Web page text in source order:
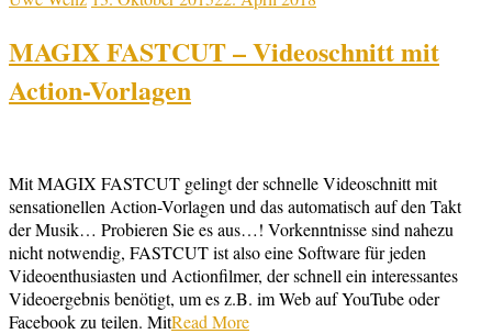
MAGIX FASTCUT – Videoschnitt mit
Action-Vorlagen
Mit MAGIX FASTCUT gelingt der schnelle Videoschnitt mit
sensationellen Action-Vorlagen und das automatisch auf den Takt
der Musik… Probieren Sie es aus…! Vorkenntnisse sind nahezu
nicht notwendig, FASTCUT ist also eine Software für jeden
Videoenthusiasten und Actionfilmer, der schnell ein interessantes
Videoergebnis benötigt, um es z.B. im Web auf YouTube oder
Facebook zu teilen. MitRead More